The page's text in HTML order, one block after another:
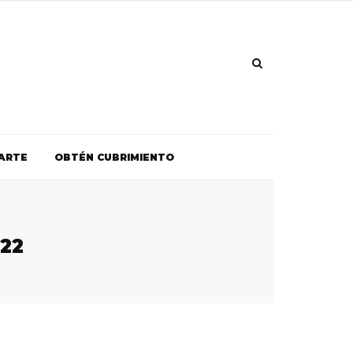
OBTÉN CUBRIMIENTO